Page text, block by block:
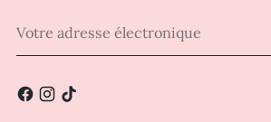
adresse